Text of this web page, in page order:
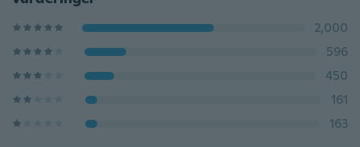
2,000
596
450
161
163